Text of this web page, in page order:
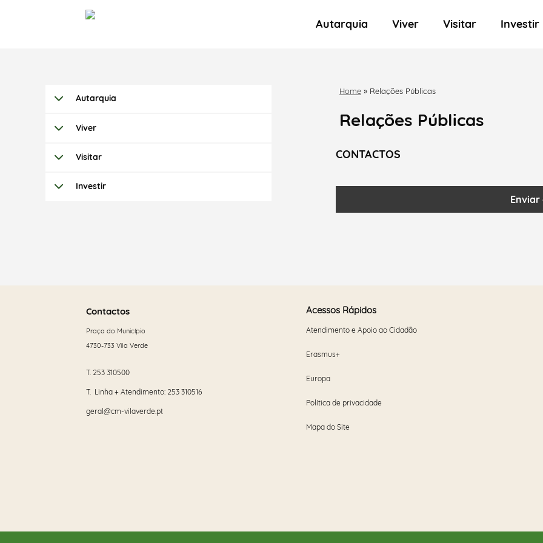
Autarquia Viver Visitar Investir
Filtros
Autarquia
Viver
Visitar
Investir
Home» Relações Públicas
Relações Públicas
CONTACTOS
Enviar
Contactos
Praça do Município
4730-733 Vila Verde
T. 253 310500
T. Linha + Atendimento: 253 310516
geral@cm-vilaverde.pt
Acessos Rápidos
Atendimento e Apoio ao Cidadão
Erasmus+
Europa
Política de privacidade
Mapa do Site